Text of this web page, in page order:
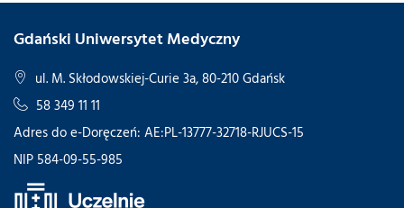
Gdański Uniwersytet Medyczny
ul. M. Skłodowskiej-Curie 3a, 80-210 Gdańsk
58 349 11 11
Adres do e-Doręczeń: AE:PL-13777-32718-RJUCS-15
NIP 584-09-55-985